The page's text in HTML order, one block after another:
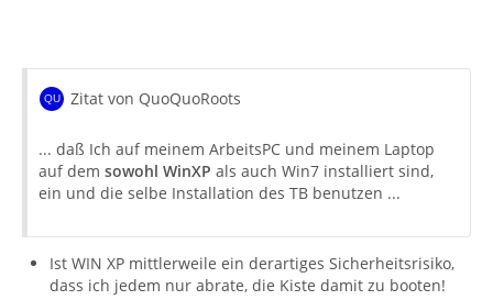
Zitat von QuoQuoRoots
... daß Ich auf meinem ArbeitsPC und meinem Laptop
auf dem sowohl WinXP als auch Win7 installiert sind,
ein und die selbe Installation des TB benutzen ...
Ist WIN XP mittlerweile ein derartiges Sicherheitsrisiko,
dass ich jedem nur abrate, die Kiste damit zu booten!